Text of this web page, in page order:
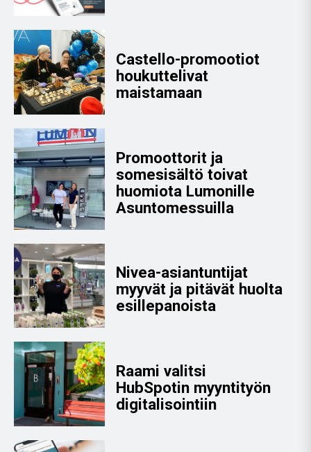
Castello-promootiot
houkuttelivat
maistamaan
Promoottorit ja
somesisältö toivat
huomiota Lumonille
Asuntomessuilla
Nivea-asiantuntijat
myyvät ja pitävät huolta
esillepanoista
Raami valitsi
HubSpotin myyntityön
digitalisointiin